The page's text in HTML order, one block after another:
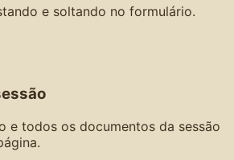
e soltando no formulário.
e todos os documentos da sessão